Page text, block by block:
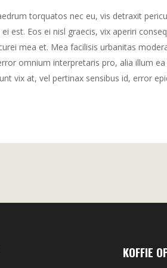
torquatos nec eu, vis detraxit
est. Eos ei nisl graecis, vix aperiri
mea et. Mea facilisis urbanitas
omnium interpretaris pro, alia illum
vix at, vel pertinax sensibus id, error
KOFFIE